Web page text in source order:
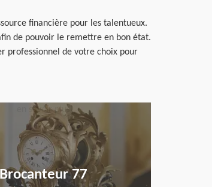
financière pour les talentueux.
de pouvoir le remettre en bon état.
professionnel de votre choix pour
Brocanteur 77
en savoir plus